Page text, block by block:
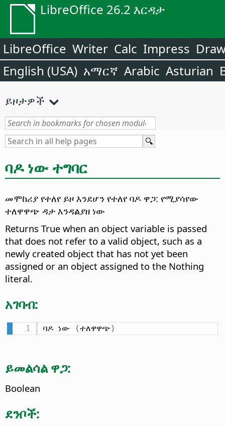
LibreOffice 26.2 እርዳታ
LibreOffice Writer Calc Impress
English (USA) አማርኛ Arabic Asturian
ይዞታዎች
ባዶ ነው ተግባር
መሞከሪያ የተለየ ይዞ እንደሆን የተለየ ባዶ ዋጋ: የሚያሳየው
ተለዋዋጭ ዳታ እንዳልያዘ ነው
Returns True when an object variable is passed
that does not refer to a valid object, such as a
newly created object that has not yet been
assigned or an object assigned to the Nothing
literal.
አገባብ:
ባዶ ነው (ተለዋዋጭ )
ይመልሳል ዋጋ:
Boolean
ደንቦች: